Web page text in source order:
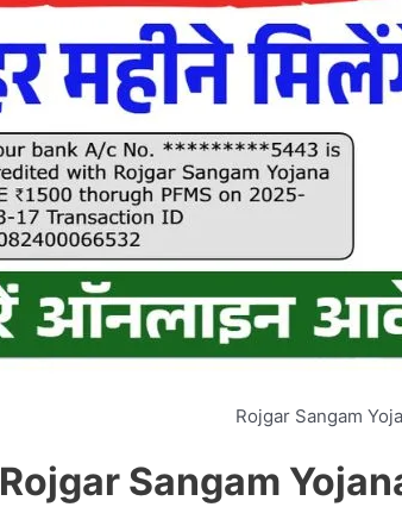
Rojgar Sangam
Rojgar Sangam